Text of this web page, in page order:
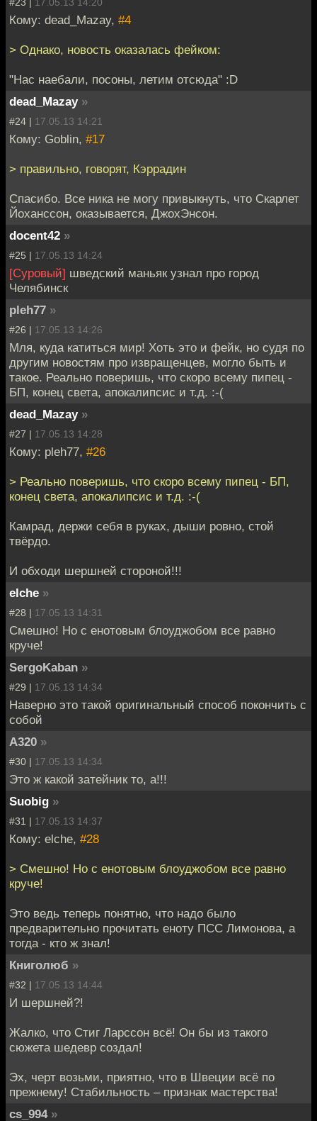
Кому: dead_Mazay, #4
> Однако, новость оказалась фейком:
"Нас наебали, посоны, летим отсюда" :D
dead_Mazay »
#24 | 17.05.13 14:21
Кому: Goblin, #17
> правильно, говорят, Кэррадин
Спасибо. Все ника не могу привыкнуть, что Скарлет
Йоханссон, оказывается, ДжохЭнсон.
docent42 »
#25 | 17.05.13 14:24
[Суровый] шведский маньяк узнал про город
Челябинск
pleh77 »
#26 | 17.05.13 14:26
Мля, куда катиться мир! Хоть это и фейк, но судя по
другим новостям про извращенцев, могло быть и
такое. Реально поверишь, что скоро всему пипец -
БП, конец света, апокалипсис и т.д. :-(
dead_Mazay »
#27 | 17.05.13 14:28
Кому: pleh77, #26
> Реально поверишь, что скоро всему пипец - БП,
конец света, апокалипсис и т.д. :-(
Камрад, держи себя в руках, дыши ровно, стой
твёрдо.
И обходи шершней стороной!!!
elche »
#28 | 17.05.13 14:31
Смешно! Но с енотовым блоуджобом все равно
круче!
SergoKaban »
#29 | 17.05.13 14:34
Наверно это такой оригинальный способ покончить с
собой
A320 »
#30 | 17.05.13 14:34
Это ж какой затейник то, а!!!
Suobig »
#31 | 17.05.13 14:37
Кому: elche, #28
> Смешно! Но с енотовым блоуджобом все равно
круче!
Это ведь теперь понятно, что надо было
предварительно прочитать еноту ПСС Лимонова, а
тогда - кто ж знал!
Книголюб »
#32 | 17.05.13 14:44
И шершней?!
Жалко, что Стиг Ларссон всё! Он бы из такого
сюжета шедевр создал!
Эх, черт возьми, приятно, что в Швеции всё по
прежнему! Стабильность – признак мастерства!
cs_994 »